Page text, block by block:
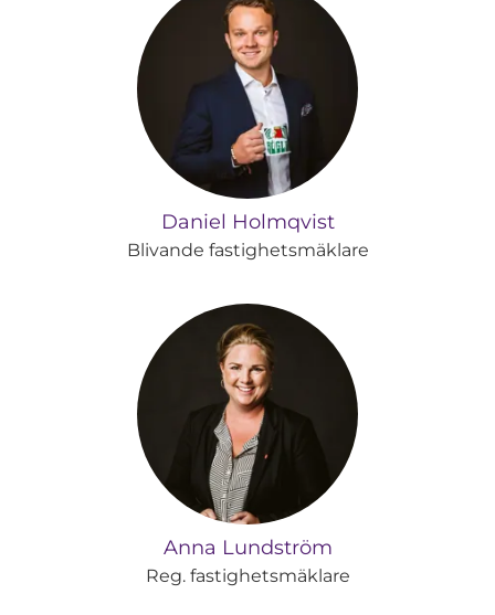
Daniel Holmqvist
Blivande fastighetsmäklare
Anna Lundström
Reg. fastighetsmäklare